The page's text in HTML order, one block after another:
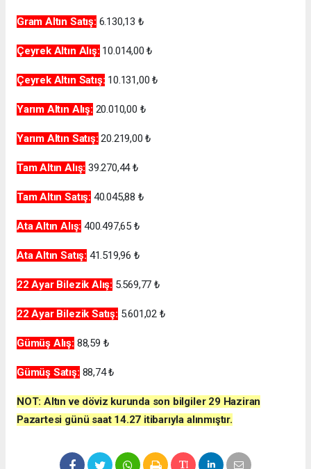
Gram Altın Satış: 6.130,13 ₺
Çeyrek Altın Alış: 10.014,00 ₺
Çeyrek Altın Satış: 10.131,00 ₺
Yarım Altın Alış: 20.010,00 ₺
Yarım Altın Satış: 20.219,00 ₺
Tam Altın Alış: 39.270,44 ₺
Tam Altın Satış: 40.045,88 ₺
Ata Altın Alış: 400.497,65 ₺
Ata Altın Satış: 41.519,96 ₺
22 Ayar Bilezik Alış: 5.569,77 ₺
22 Ayar Bilezik Satış: 5.601,02 ₺
Gümüş Alış: 88,59 ₺
Gümüş Satış: 88,74 ₺
NOT: Altın ve döviz kurunda son bilgiler 29 Haziran
Pazartesi günü saat 14.27 itibarıyla alınmıştır.